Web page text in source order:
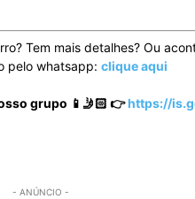
Tem mais detalhes? Ou
pelo whatsapp: clique aqui
grupo 📱🤳🏻 👉https://
- ANÚNCIO -